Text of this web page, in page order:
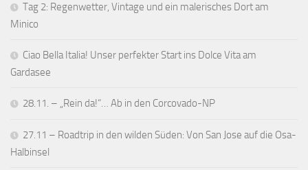
Tag 2: Regenwetter, Vintage und ein malerisches Dort am
Minico
Ciao Bella Italia! Unser perfekter Start ins Dolce Vita am
Gardasee
28.11. – „Rein da!“… Ab in den Corcovado-NP
27.11 – Roadtrip in den wilden Süden: Von San Jose auf die Osa-
Halbinsel